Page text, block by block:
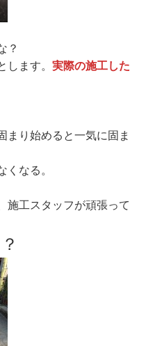
？
します。 実際の施工した
まり始めると一気に固ま
くなる。
施工スタッフが頑張って